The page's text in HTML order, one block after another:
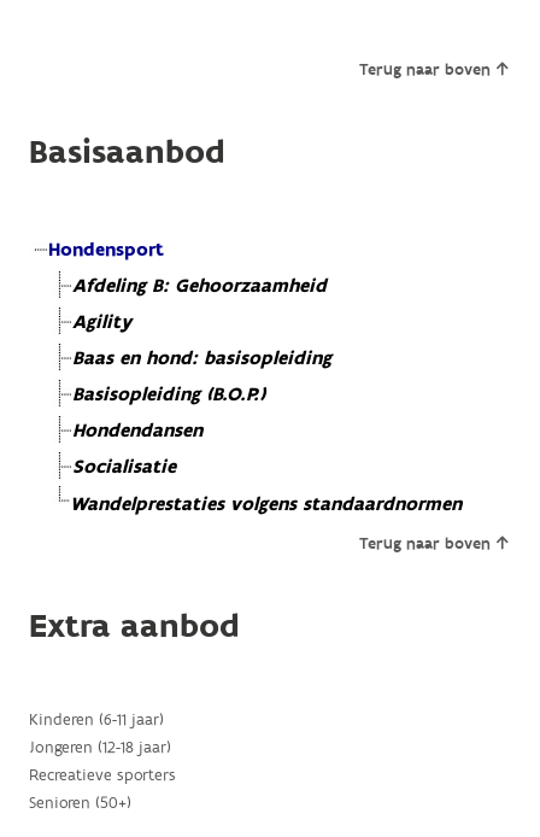
Terug naar boven
Basisaanbod
Hondensport
Afdeling B: Gehoorzaamheid
Agility
Baas en hond: basisopleiding
Basisopleiding (B.O.P.)
Hondendansen
Socialisatie
Wandelprestaties volgens standaardnormen
Terug naar boven
Extra aanbod
Kinderen (6-11 jaar)
Jongeren (12-18 jaar)
Recreatieve sporters
Senioren (50+)